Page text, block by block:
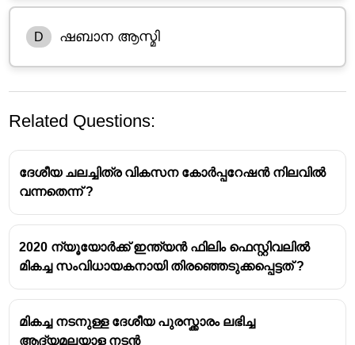
D ഷബാന ആസ്മി
ദേവികാറാണി
"ഇന്ത്യൻ സിനിമയിലെ ആദ്യ വനിത"
പ്രഥമ ദാദാസാഹിബ് ഫാൽകെ പുരസ്കാര
Related Questions:
ദേശീയ ചലച്ചിത്ര വികസന കോർപ്പറേഷൻ നിലവിൽ
വന്നതെന്ന് ?
2020 ന്യൂയോർക്ക് ഇന്ത്യൻ ഫിലിം ഫെസ്റ്റിവലിൽ
മികച്ച സംവിധായകനായി തിരഞ്ഞെടുക്കപ്പെട്ടത് ?
മികച്ച നടനുള്ള ദേശീയ പുരസ്ക്കാരം ലഭിച്ച
ആദ്യമലയാള നടൻ